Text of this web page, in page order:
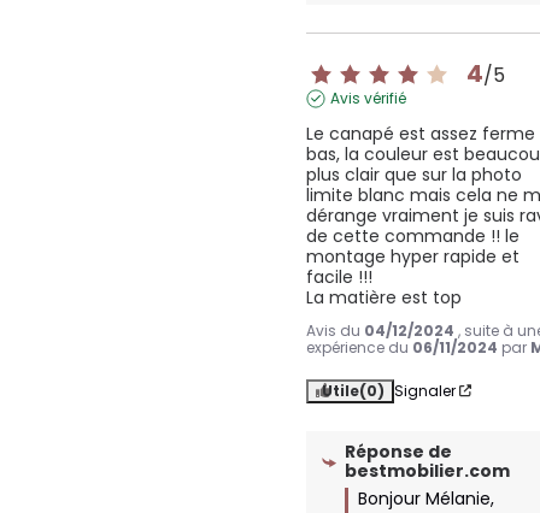
4/5
Avis vérifié
Le canapé est assez
bas, la couleur est
plus clair que sur la photo
limite blanc mais cela ne
dérange vraiment je suis
de cette commande !! le
montage hyper rapide et
facile !!!
La matière est top
Avis du 04/12/2024 , suite à
expérience du 06/11/2024 par
Utile(0) Signaler
Réponse de
bestmobilier.com
Bonjour Mélanie,